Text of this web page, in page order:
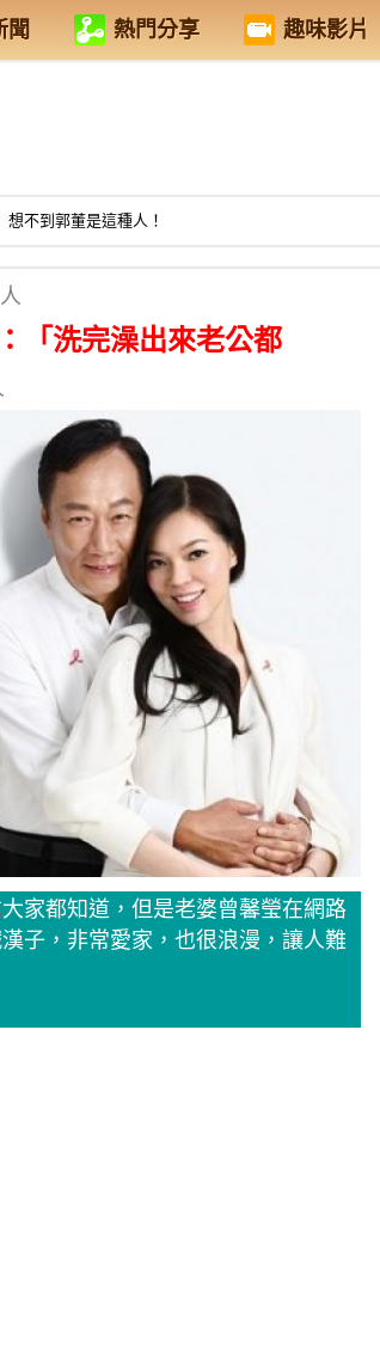
聞 熱門分享 趣味影片
不到郭董是這種人！
「洗完澡出來老公都
家都知道，但是老婆曾馨瑩在網路
子，非常愛家，也很浪漫，讓人難